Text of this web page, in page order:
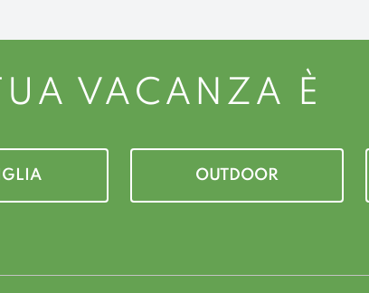
VACANZA È
OUTDOOR